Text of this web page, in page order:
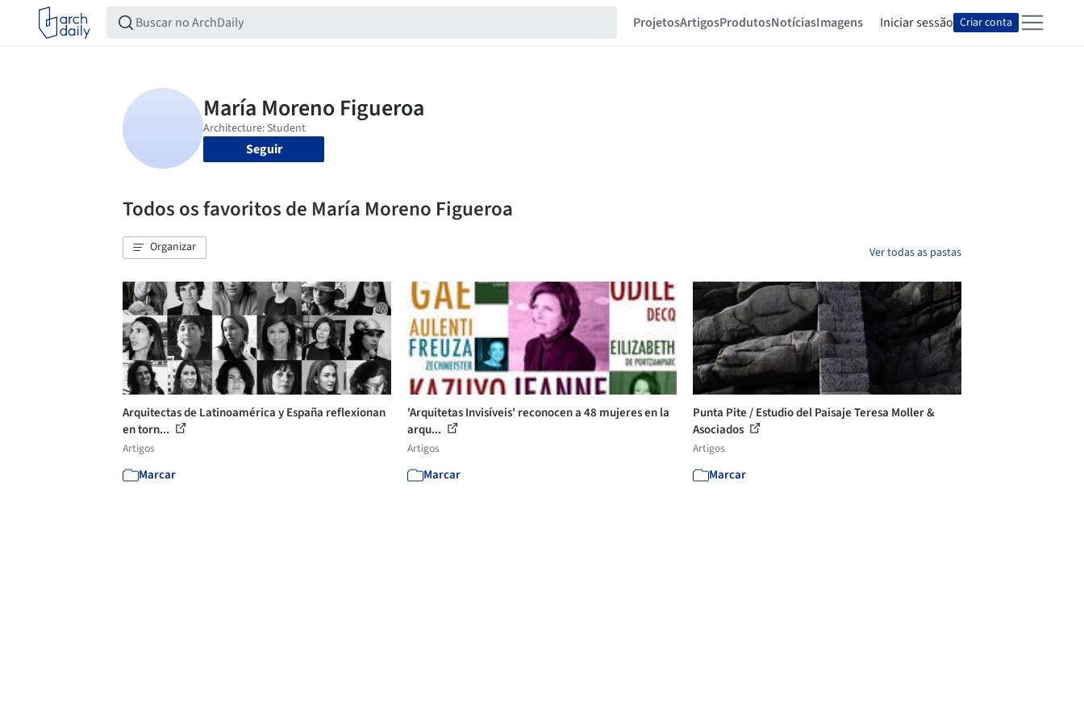
ProjetosArtigosProdutosNotíciasImagens Iniciar sessão Criar conta
Seguir
Todos os favoritos de María Moreno Figueroa
Organizar Ver todas as pastas
Arquitectas de Latinoamérica y España reflexionan
en torn...
Artigos
Marcar
'Arquitetas Invisíveis' reconocen a 48 mujeres en la
arqu...
Artigos
Marcar
Punta Pite / Estudio del Paisaje Teresa Moller &
Asociados
Artigos
Marcar